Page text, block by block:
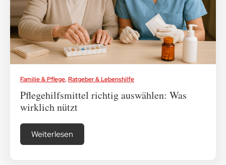
Medikamenten-Tipps
Ratgeber & Lebenshilfe
Familie & Pflege,Ratgeber & Lebenshilfe
Pflegehilfsmittel richtig auswählen: Was
wirklich nützt
Weiterlesen